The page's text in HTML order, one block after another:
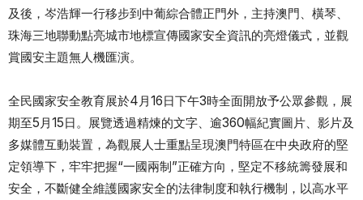
及後，岑浩輝一行移步到中葡綜合體正門外，主持澳門、橫琴、
珠海三地聯動點亮城市地標宣傳國家安全資訊的亮燈儀式，並觀
賞國安主題無人機匯演。
全民國家安全教育展於4月16日下午3時全面開放予公眾參觀，展
期至5月15日。展覽透過精煉的文字、逾360幅紀實圖片、影片及
多媒體互動裝置，為觀展人士重點呈現澳門特區在中央政府的堅
定領導下，牢牢把握“一國兩制”正確方向，堅定不移統籌發展和
安全，不斷健全維護國家安全的法律制度和執行機制，以高水平